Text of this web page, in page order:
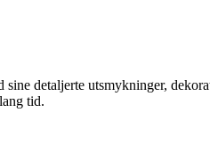
detaljerte utsmykninger,
tid.